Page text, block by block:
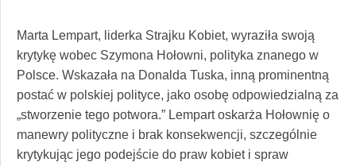
Marta Lempart, liderka Strajku Kobiet, wyraziła swoją
krytykę wobec Szymona Hołowni, polityka znanego w
Polsce. Wskazała na Donalda Tuska, inną prominentną
postać w polskiej polityce, jako osobę odpowiedzialną za
„stworzenie tego potwora.” Lempart oskarża Hołownię o
manewry polityczne i brak konsekwencji, szczególnie
krytykując jego podejście do praw kobiet i spraw